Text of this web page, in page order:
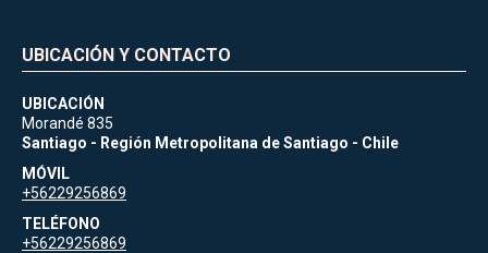
UBICACIÓN Y CONTACTO
UBICACIÓN
Morandé 835
Santiago - Región Metropolitana de Santiago - Chile
MÓVIL
+56229256869
TELÉFONO
+56229256869